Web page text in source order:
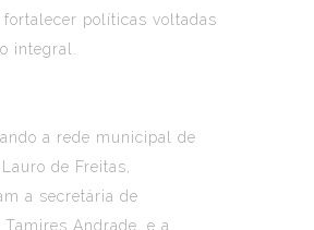
fortalecer políticas voltadas
integral.
a rede municipal de
de Freitas,
a secretária de
Tamires Andrade, e a